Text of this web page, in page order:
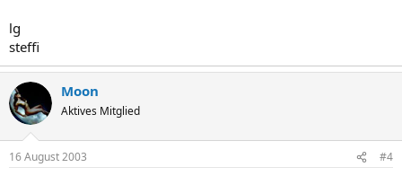
lg
steffi
Moon
Aktives Mitglied
16 August 2003 #4